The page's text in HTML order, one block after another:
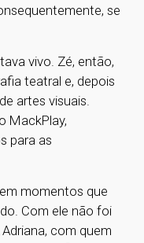
se
vivo. Zé, então,
teatral e, depois
artes visuais.
MackPlay,
para as
momentos que
Com ele não foi
com quem